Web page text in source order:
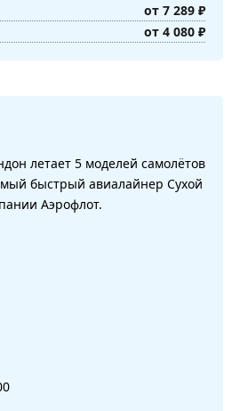
от 7 289 ₽
от 4 080 ₽
летает 5 моделей самолётов
быстрый авиалайнер Сухой
Аэрофлот.